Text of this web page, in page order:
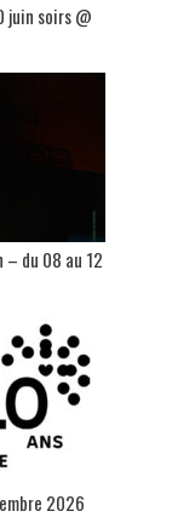
juin soirs @
du 08 au 12
2026